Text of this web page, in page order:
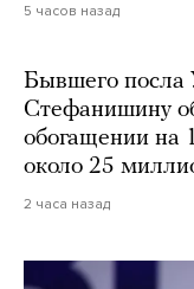
5 часов назад
Бывшего
Стефанишину
обогащении на
около 25
2 часа назад